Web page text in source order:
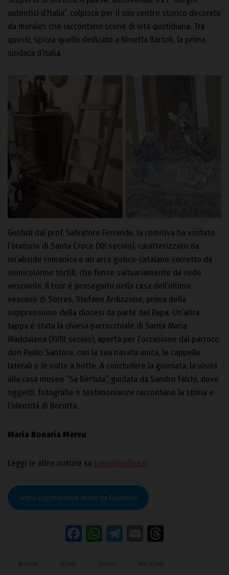
autentici d’Italia”, colpisce per il suo centro storico decorato
da murales che raccontano scene di vita quotidiana. Tra
questi, spicca quello dedicato a Ninetta Bartoli, la prima
sindaca d’Italia.
Guidati dal prof. Salvatore Ferrandu, la comitiva ha visitato
l’oratorio di Santa Croce (XII secolo), caratterizzato da
un’abside romanica e un arco gotico-catalano sorretto da
semicolonne tortili, che funse saltuariamente da sede
vescovile. Il tour è proseguito nella casa dell’ultimo
vescovo di Sorres, Stefano Ardizzone, prima della
soppressione della diocesi da parte del Papa. Un’altra
tappa è stata la chiesa parrocchiale di Santa Maria
Maddalena (XVIII secolo), aperta per l’occasione dal parroco
don Paolo Santoru, con la sua navata unica, le cappelle
laterali e le volte a botte. A concludere la giornata, la visita
alla casa museo “Sa Bèrtula”, guidata da Sandro Falchi, dove
oggetti, fotografie e testimonianze raccontano la storia e
l’identità di Borutta.
Maria Bonaria Mereu
Leggi le altre notizie su Logudorolive.it
Segui Logudorolive anche da Facebook
Facebook
WhatsApp
Telegram
Email
Borutta Ozieri Sorres Ute Ozieri